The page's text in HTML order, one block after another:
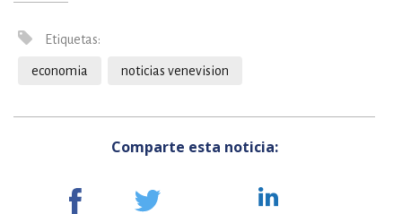
Etiquetas:
economia noticias venevision
Comparte esta noticia: